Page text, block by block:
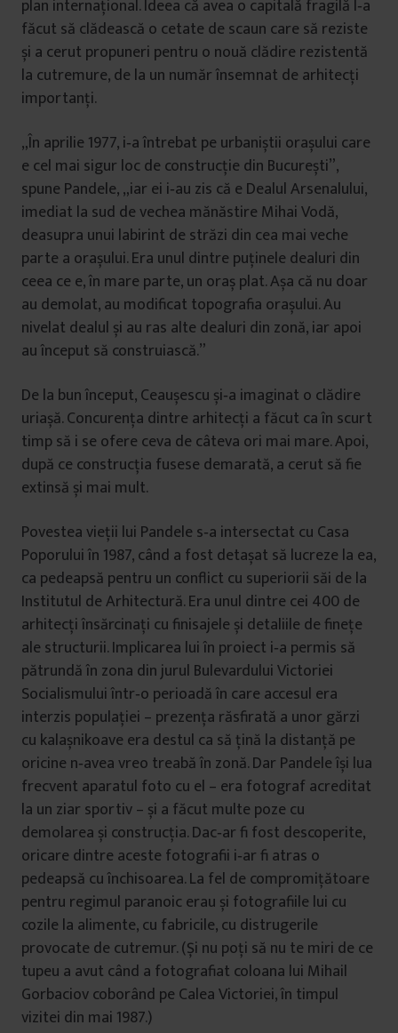
plan internaţional. Ideea că avea o capitală fragilă l‑a
făcut să clădească o cetate de scaun care să reziste
și a cerut propuneri pentru o nouă clădire rezistentă
la cutremure, de la un număr însemnat de arhitecţi
importanţi.
„În aprilie 1977, i‑a întrebat pe urbaniștii orașului care
e cel mai sigur loc de construcţie din București”,
spune Pandele, „iar ei i‑au zis că e Dealul Arsenalului,
imediat la sud de vechea mănăstire Mihai Vodă,
deasupra unui labirint de străzi din cea mai veche
parte a orașului. Era unul dintre puţinele dealuri din
ceea ce e, în mare parte, un oraș plat. Așa că nu doar
au demolat, au modificat topografia orașului. Au
nivelat dealul și au ras alte dealuri din zonă, iar apoi
au început să construiască.”
De la bun început, Ceaușescu și‑a imaginat o clădire
uriașă. Concurenţa dintre arhitecţi a făcut ca în scurt
timp să i se ofere ceva de câteva ori mai mare. Apoi,
după ce construcţia fusese demarată, a cerut să fie
extinsă și mai mult.
Povestea vieţii lui Pandele s‑a intersectat cu Casa
Poporului în 1987, când a fost detașat să lucreze la ea,
ca pedeapsă pentru un conflict cu superiorii săi de la
Institutul de Arhitectură. Era unul dintre cei 400 de
arhitecţi însărcinaţi cu finisajele și detaliile de fineţe
ale structurii. Implicarea lui în proiect i‑a permis să
pătrundă în zona din jurul Bulevardului Victoriei
Socialismului într‑o perioadă în care accesul era
interzis populaţiei – prezenţa răsfirată a unor gărzi
cu kalașnikoave era destul ca să ţină la distanţă pe
oricine n‑avea vreo treabă în zonă. Dar Pandele își lua
frecvent aparatul foto cu el – era fotograf acreditat
la un ziar sportiv – și a făcut multe poze cu
demolarea și construcţia. Dac‑ar fi fost descoperite,
oricare dintre aceste fotografii i‑ar fi atras o
pedeapsă cu închisoarea. La fel de compromiţătoare
pentru regimul paranoic erau și fotografiile lui cu
cozile la alimente, cu fabricile, cu distrugerile
provocate de cutremur. (Și nu poţi să nu te miri de ce
tupeu a avut când a fotografiat coloana lui Mihail
Gorbaciov coborând pe Calea Victoriei, în timpul
vizitei din mai 1987.)